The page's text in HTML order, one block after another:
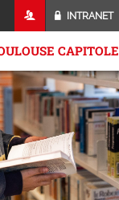
INTRANET
CAPITOLE